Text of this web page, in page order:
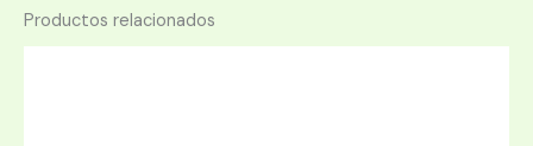
Productos relacionados